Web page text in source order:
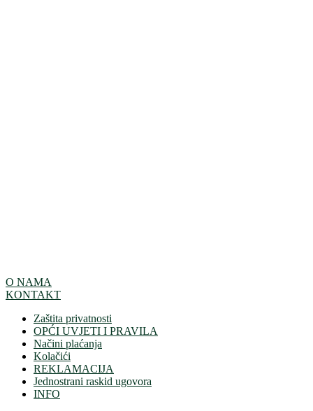
O NAMA
KONTAKT
Zaštita privatnosti
OPĆI UVJETI I PRAVILA
Načini plaćanja
Kolačići
REKLAMACIJA
Jednostrani raskid ugovora
INFO